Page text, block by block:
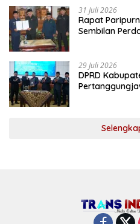
31 Juli 2026
Rapat
Sembilan
29 Juli 2026
DPRD